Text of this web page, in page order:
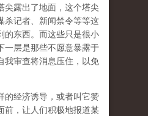
尖露出了地面，这个塔尖
杀记者、新闻禁令等等这
的东西。而这些只是很小
一层是那些不愿意暴露于
我审查将消息压住，以免
的经济诱导，或者叫它赞
前，让人们积极地报道某